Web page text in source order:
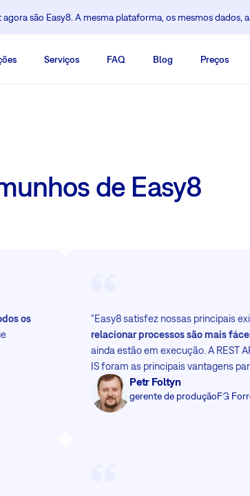
são Easy8. A mesma plataforma, os mesmos dados,
Serviços FAQ Blog Preços
de Easy8
os
Petr Foltyn
gerente de produçãoFG
"Easy8 satisfez nossas principais
relacionar processos são mais
ainda estão em execução. A REST
IS foram as principais vantagens